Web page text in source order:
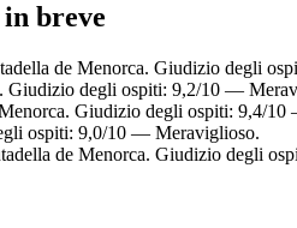
breve
de Menorca. Giudizio degli
Giudizio degli ospiti: 9,2/10 —
Giudizio degli ospiti: 9,4/10
ospiti: 9,0/10 — Meraviglioso.
de Menorca. Giudizio degli